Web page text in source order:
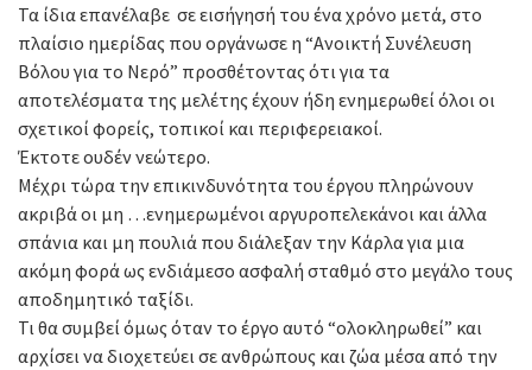
Τα ίδια επανέλαβε σε εισήγησή του ένα χρόνο μετά, στο
πλαίσιο ημερίδας που οργάνωσε η “Ανοικτή Συνέλευση
Βόλου για το Νερό” προσθέτοντας ότι για τα
αποτελέσματα της μελέτης έχουν ήδη ενημερωθεί όλοι οι
σχετικοί φορείς, τοπικοί και περιφερειακοί.
Έκτοτε ουδέν νεώτερο.
Μέχρι τώρα την επικινδυνότητα του έργου πληρώνουν
ακριβά οι μη …ενημερωμένοι αργυροπελεκάνοι και άλλα
σπάνια και μη πουλιά που διάλεξαν την Κάρλα για μια
ακόμη φορά ως ενδιάμεσο ασφαλή σταθμό στο μεγάλο τους
αποδημητικό ταξίδι.
Τι θα συμβεί όμως όταν το έργο αυτό “ολοκληρωθεί” και
αρχίσει να διοχετεύει σε ανθρώπους και ζώα μέσα από την